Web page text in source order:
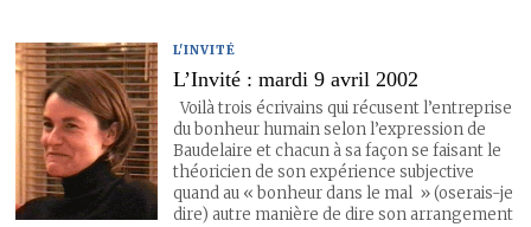
L'INVITÉ
L’Invité : mardi 9 avril 2002
Voilà trois écrivains qui récusent l’entreprise
du bonheur humain selon l’expression de
Baudelaire et chacun à sa façon se faisant le
théoricien de son expérience subjective
quand au « bonheur dans le mal » (oserais-je
dire) autre manière de dire son arrangement